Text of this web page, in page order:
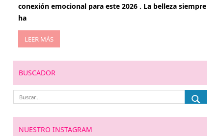
conexión emocional para este 2026 . La belleza siempre
ha
LEER MÁS
BUSCADOR
NUESTRO INSTAGRAM